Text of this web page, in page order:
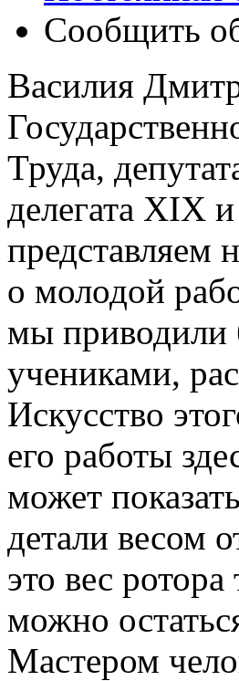
Сообщить
Василия
Труда,
делегата XIX
представляем
о молодой
мы приводили
учениками,
Искусство
его работы
может
детали весом
это вес
можно
Мастером